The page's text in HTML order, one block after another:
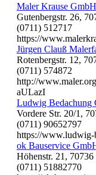
Maler Krause GmbH
Gutenbergstr. 26,
(0711) 512717
https://
Jürgen Clauß
Rotenbergstr. 12,
(0711) 574872
http://
aULazI
Ludwig Bedachung
Vordere Str. 20/1,
(0711) 90652797
https://www.ludwig-
ok Bauservice
Höhenstr. 21, 70736
(0711) 51882770